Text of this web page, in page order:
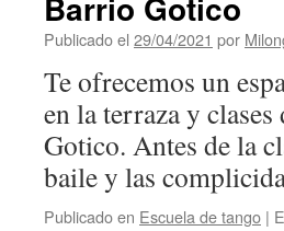
Publicado el 29/04/2021 por
Te ofrecemos un
en la terraza y
Gotico. Antes de la
baile y las
Publicado en Escuela de tango |